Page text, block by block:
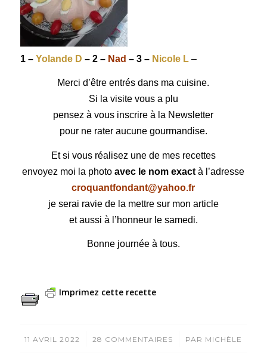
1 – Yolande D – 2 – Nad – 3 – Nicole L–
Merci d’être entrés dans ma cuisine.
Si la visite vous a plu
pensez à vous inscrire à la Newsletter
pour ne rater aucune gourmandise.
Et si vous réalisez une de mes recettes
envoyez moi la photoavec le nom exact à l’adresse
croquantfondant@yahoo.fr
je serai ravie de la mettre sur mon article
et aussi à l’honneur le samedi.
Bonne journée à tous.
Imprimez cette recette
11 AVRIL 2022
/ 28 COMMENTAIRES
/ PAR MICHÈLE